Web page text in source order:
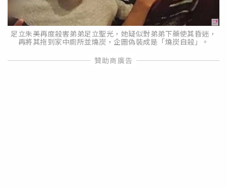
足立朱美再度殺害弟弟足立聖光，她疑似對弟弟下藥使其昏迷，
再將其拖到家中廁所並燒炭，企圖偽裝成是「燒炭自殺」。